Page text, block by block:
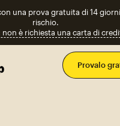
una prova gratuita di 14
rischio.
non è richiesta una carta di
Provalo